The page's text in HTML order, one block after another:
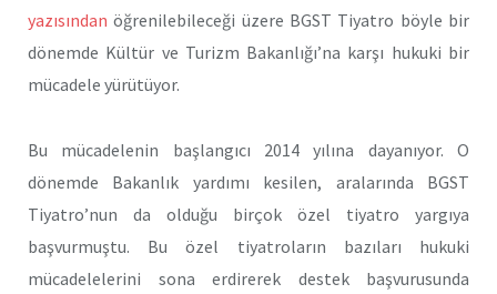
yazısından öğrenilebileceği üzere BGST Tiyatro böyle bir
dönemde Kültür ve Turizm Bakanlığı’na karşı hukuki bir
mücadele yürütüyor.
Bu mücadelenin başlangıcı 2014 yılına dayanıyor. O
dönemde Bakanlık yardımı kesilen, aralarında BGST
Tiyatro’nun da olduğu birçok özel tiyatro yargıya
başvurmuştu. Bu özel tiyatroların bazıları hukuki
mücadelelerini sona erdirerek destek başvurusunda